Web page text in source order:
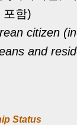
포함)
citizen
and
Status